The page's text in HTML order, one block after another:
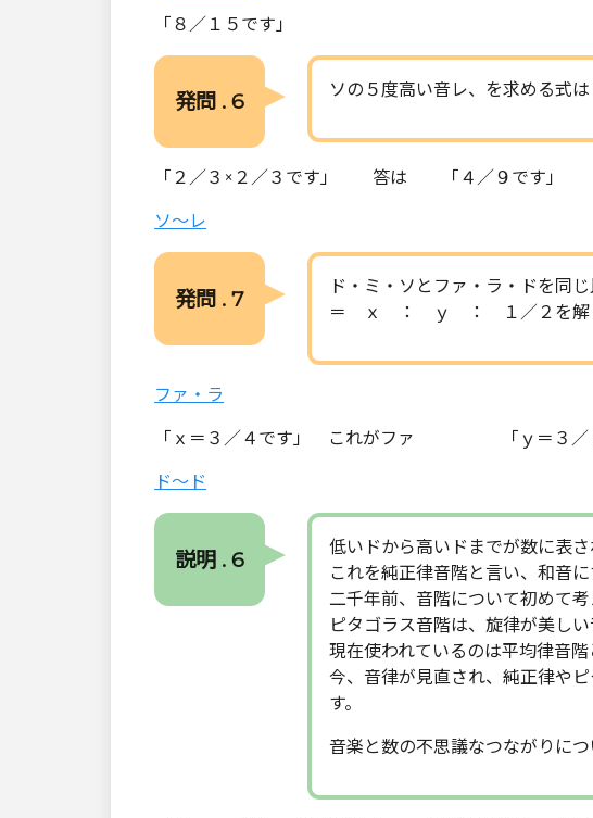
「８／１５です」
発問 . 6 ソの５度高い音レ、を求める式は
「２／３×２／３です」 答は 「４／９です」
ソ～レ
発問 . 7
ド・ミ・ソとファ・ラ・ドを
＝ ｘ ： ｙ ： １／２を解
ファ・ラ
「ｘ＝３／４です」 これがファ 「ｙ＝３／
ド～ド
説明 . 6
低いドから高いドまでが数に表さ
これを純正律音階と言い、和音に
二千年前、音階について初めて考
ピタゴラス音階は、旋律が美しい
現在使われているのは平均律音階
今、音律が見直され、純正律や
す。
音楽と数の不思議なつながりにつ